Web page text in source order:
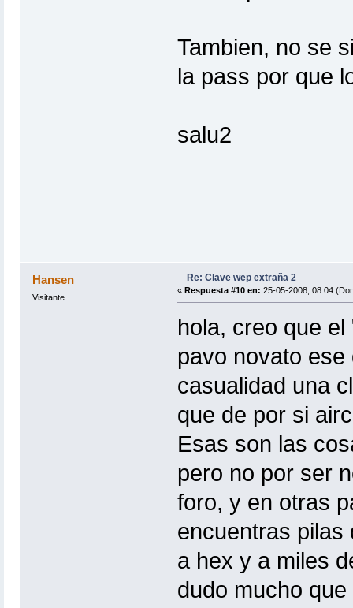
Tambien, no se
la pass por que
salu2
Hansen
Visitante
Re: Clave wep extraña 2
« Respuesta #10 en: 25-05-2008, 08:04
hola, creo que
pavo novato
casualidad una
que de por si
Esas son las
pero no por ser
foro, y en otras
encuentras pilas
a hex y a miles
dudo mucho